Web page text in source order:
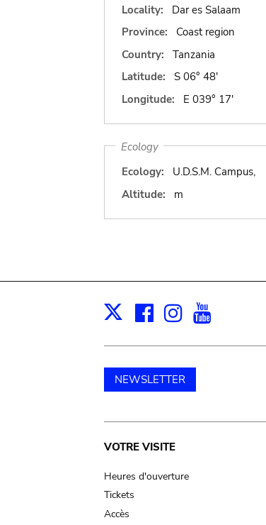
Locality:
Dar es Salaam
Province:
Coast region
Country:
Tanzania
Latitude:
S 06° 48'
Longitude:
E 039° 17'
Ecology
Ecology:
U.D.S.M. Campus,
Altitude:
m
X Facebook
Instagram
NEWSLETTER
Main
navigation
VOTRE VISITE
Heures d'ouverture
Tickets
Accès